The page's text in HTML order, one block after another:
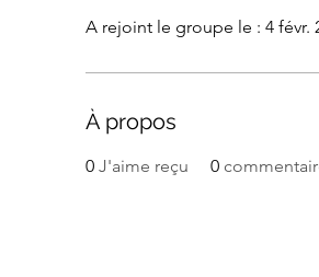
A rejoint le groupe le : 4 févr.
À propos
0 J'aime reçu 0